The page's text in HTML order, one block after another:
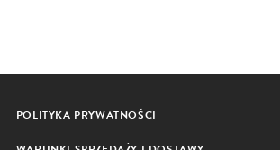
POLITYKA PRYWATNOŚCI